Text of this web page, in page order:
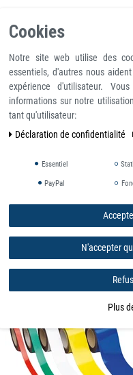
PACK D’ARTICLES
PACK D’ARTICLES
Cookies
Notre site web utilise des
essentiels, d'autres nous
expérience d'utilisateur.
informations sur notre
tant qu'utilisateur:
Déclaration de confidentialité
Essentiel
PayPal
N'accepter
Plus